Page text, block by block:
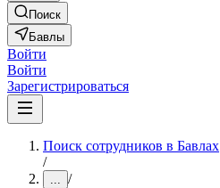
Поиск
Бавлы
Войти
Войти
Зарегистрироваться
Поиск сотрудников в Бавлах
/
... /